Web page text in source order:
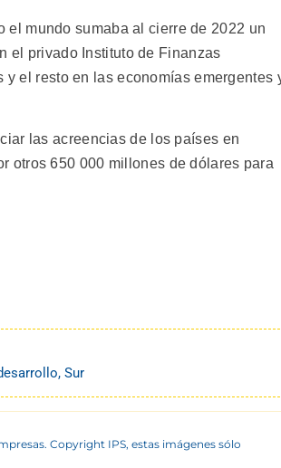
el mundo sumaba al cierre de 2022 un
el privado Instituto de Finanzas
el resto en las economías emergentes
las acreencias de los países en
otros 650 000 millones de dólares para
, Sur
Copyright IPS, estas imágenes sólo